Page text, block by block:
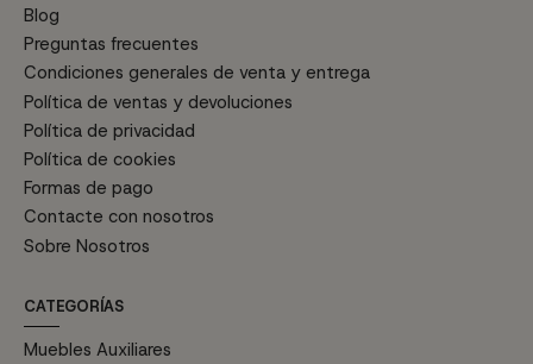
Blog
Preguntas frecuentes
Condiciones generales de venta y entrega
Política de ventas y devoluciones
Política de privacidad
Política de cookies
Formas de pago
Contacte con nosotros
Sobre Nosotros
CATEGORÍAS
Muebles Auxiliares